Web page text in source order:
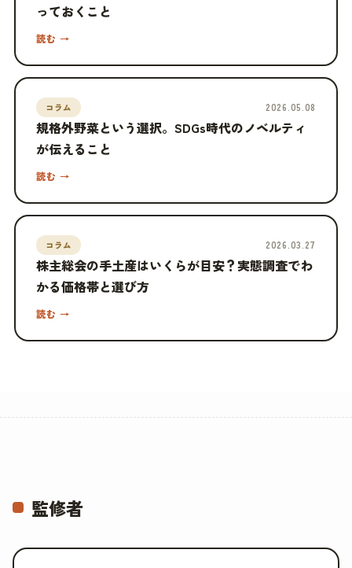
っておくこと
読む →
コラム 2026.05.08
規格外野菜という選択。SDGs時代のノベルティ
が伝えること
読む →
コラム 2026.03.27
株主総会の手土産はいくらが目安？実態調査でわ
かる価格帯と選び方
読む →
監修者